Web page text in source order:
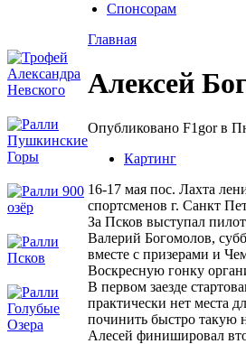
Спонсорам
Главная
Алексей
Опубликовано F1gor в
Картинг
16-17 мая пос. Лахта
спортсменов г. Санкт
За Псков выступал
Валерий Богомолов,
вместе с призерами и
Воскресную гонку
В первом заезде
практически нет места
починить быстро такую
Алесей финишировал